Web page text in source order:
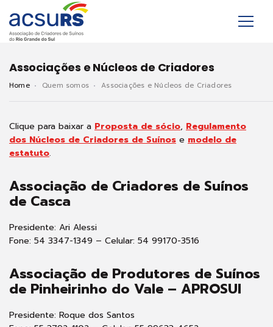
Associações e Núcleos de Criadores
Home Quem somos Associações e Núcleos de Criadores
Clique para baixar a Proposta de sócio, Regulamento
dos Núcleos de Criadores de Suínos e modelo de
estatuto.
Associação de Criadores de Suínos
de Casca
Presidente: Ari Alessi
Fone: 54 3347-1349 – Celular: 54 99170-3516
Associação de Produtores de Suínos
de Pinheirinho do Vale – APROSUI
Presidente: Roque dos Santos